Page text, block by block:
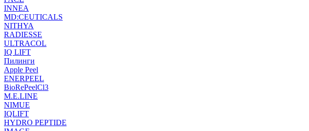
INNEA
MD:CEUTICALS
NITHYA
RADIESSE
ULTRACOL
IQ LIFT
Пилинги
Apple Peel
ENERPEEL
BioRePeelCl3
M.E.LINE
NIMUE
IQLIFT
HYDRO PEPTIDE